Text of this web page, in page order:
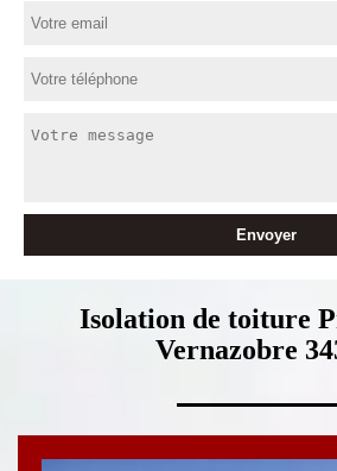
Isolation de toiture
Vernazobre